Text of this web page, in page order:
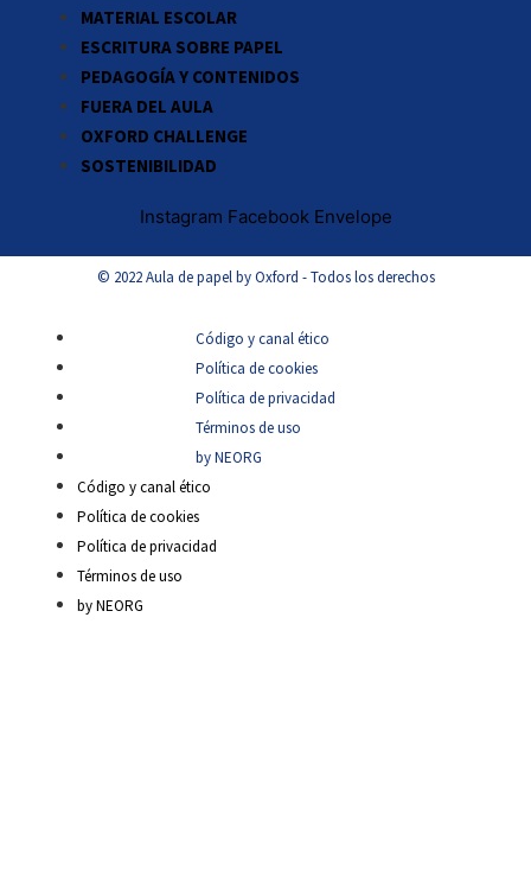
MATERIAL ESCOLAR
ESCRITURA SOBRE PAPEL
PEDAGOGÍA Y CONTENIDOS
FUERA DEL AULA
OXFORD CHALLENGE
SOSTENIBILIDAD
Instagram Facebook Envelope
© 2022 Aula de papel by Oxford - Todos los derechos
Código y canal ético
Política de cookies
Política de privacidad
Términos de uso
by NEORG
Código y canal ético
Política de cookies
Política de privacidad
Términos de uso
by NEORG